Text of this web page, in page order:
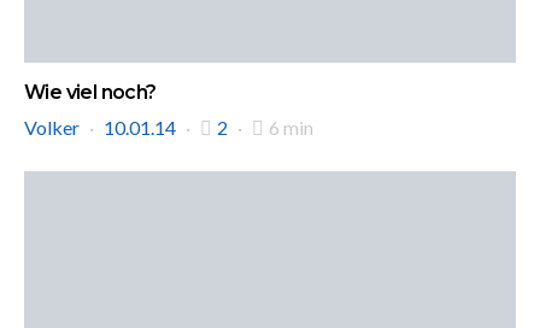
Wie viel noch?
Volker
10.01.14 2 6 min